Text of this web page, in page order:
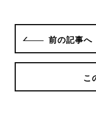
前の記事へ
こ